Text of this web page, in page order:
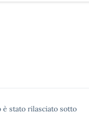
è stato rilasciato sotto